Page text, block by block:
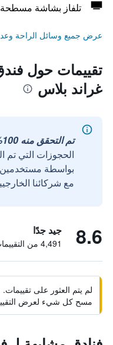
تلفاز بشاشة مسطحة
عرض جميع وسائل الراحة
تقييمات حول
غراند بلاس
تم التحقق منه 100%
الحجوزات التي تم
مع شركائنا
8.6 جيد جدًا
4,491 من التقييمات تم التحقق منها
لم يتم العثور على
مسح كل شيء لعرض